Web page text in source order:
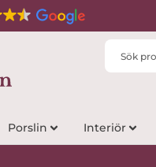
Search
Porslin Interiör